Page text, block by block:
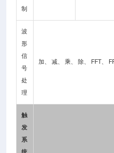
制
波
形
信
号
处
理
加、 减、 乘、 除、 FFT、
触
发
系